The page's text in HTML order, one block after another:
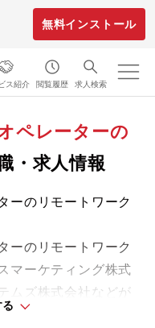
無料インストール
ス紹介 閲覧履歴 求人検索
ペレーターの
・求人情報
ーのリモートワーク
ーのリモートワーク
マーケティング株式
ムズ株式会社などが